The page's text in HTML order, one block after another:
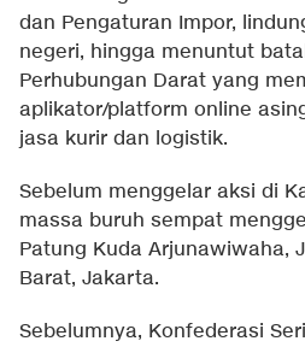
dan Pengaturan Impor,
negeri, hingga menuntut
Perhubungan Darat yang
aplikator/platform online
jasa kurir dan logistik.
Sebelum menggelar aksi di
massa buruh sempat
Patung Kuda Arjunawiwaha,
Barat, Jakarta.
Sebelumnya, Konfederasi